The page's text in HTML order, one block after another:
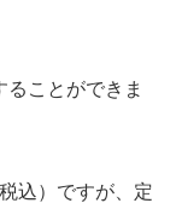
ことができま
込）ですが、定